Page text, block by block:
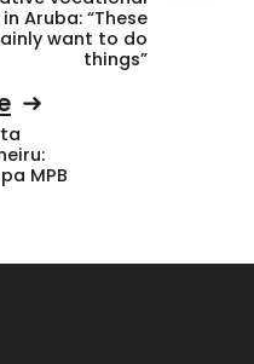
Aruba: “These
want to do
things”
MPB